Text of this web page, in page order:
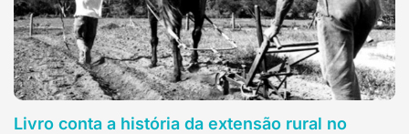
Livro conta a história da extensão rural no